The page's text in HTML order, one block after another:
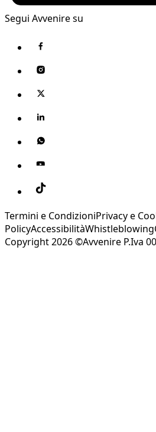
Segui Avvenire su
Termini e CondizioniPrivacy e
PolicyAccessibilitàWhistleblowing
Copyright 2026 ©Avvenire P.Iva